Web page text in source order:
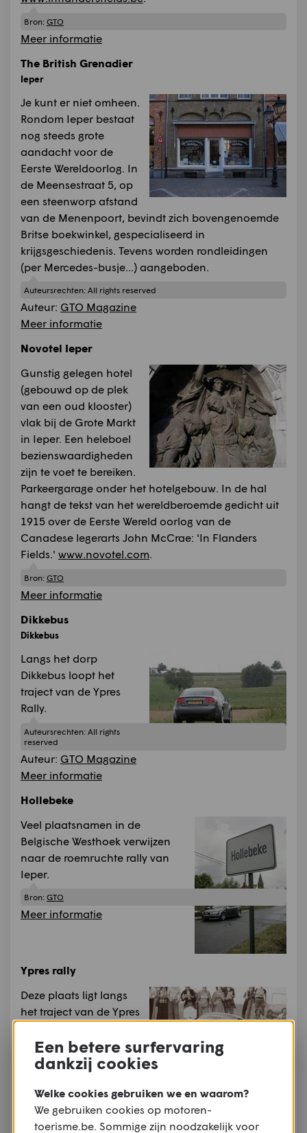
Bron: GTO
Meer informatie
The British Grenadier
Ieper
Je kunt er niet omheen.
Rondom Ieper bestaat
nog steeds grote
aandacht voor de
Eerste Wereldoorlog. In
de Meensestraat 5, op
een steenworp afstand
van de Menenpoort, bevindt zich bovengenoemde
Britse boekwinkel, gespecialiseerd in
krijgsgeschiedenis. Tevens worden rondleidingen
(per Mercedes-busje...) aangeboden.
Auteursrechten: All rights reserved
Auteur: GTO Magazine
Meer informatie
Novotel Ieper
Gunstig gelegen hotel
(gebouwd op de plek
van een oud klooster)
vlak bij de Grote Markt
in Ieper. Een heleboel
bezienswaardigheden
zijn te voet te bereiken.
Parkeergarage onder het hotelgebouw. In de hal
hangt de tekst van het wereldberoemde gedicht uit
1915 over de Eerste Wereld oorlog van de
Canadese legerarts John McCrae: 'In Flanders
Fields.' www.novotel.com.
Bron: GTO
Meer informatie
Dikkebus
Dikkebus
Langs het dorp
Dikkebus loopt het
traject van de Ypres
Rally.
Auteursrechten: All rights
reserved
Auteur: GTO Magazine
Meer informatie
Hollebeke
Veel plaatsnamen in de
Belgische Westhoek verwijzen
naar de roemruchte rally van
Ieper.
Bron: GTO
Meer informatie
Ypres rally
Deze plaats ligt langs
het traject van de Ypres
Auteursrechten:All rights
reserved
Meer informatie
Kemmel
Een betere surfervaring
dankzij cookies
Welke cookies gebruiken we en waarom?
We gebruiken cookies op motoren-
toerisme.be. Sommige zijn noodzakelijk voor